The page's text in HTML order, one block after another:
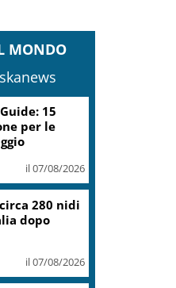
MONDO
15
per le
il 07/08/2026
280 nidi
dopo
il 07/08/2026